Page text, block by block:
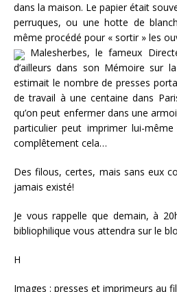
dans la maison. Le papier était
perruques, ou une hotte de
même procédé pour « sortir » les
Malesherbes, le fameux
d’ailleurs dans son Mémoire sur
estimait le nombre de presses
de travail à une centaine dans
qu’on peut enfermer dans une
particulier peut imprimer lui-même
complêtement cela…
Des filous, certes, mais sans eux
jamais existé!
Je vous rappelle que demain, à
bibliophilique vous attendra sur le
H
Images : presses et imprimeurs au